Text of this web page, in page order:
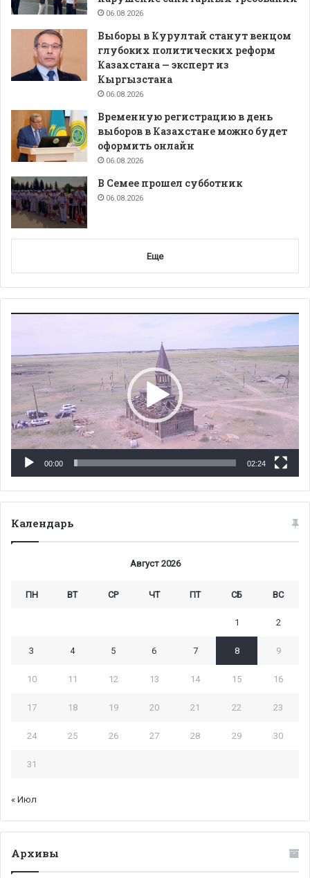
06.08.2026
Выборы в Курултай станут венцом
глубоких политических реформ
Казахстана — эксперт из
Кыргызстана
06.08.2026
Временную регистрацию в день
выборов в Казахстане можно будет
оформить онлайн
06.08.2026
В Семее прошел субботник
06.08.2026
Еще
00:00 02:24
Календарь
Август 2026
ПН ВТ СР ЧТ ПТ СБ ВС
1 2
3 4 5 6 7 8 9
10 11 12 13 14 15 16
17 18 19 20 21 22 23
24 25 26 27 28 29 30
31
« Июл
Архивы